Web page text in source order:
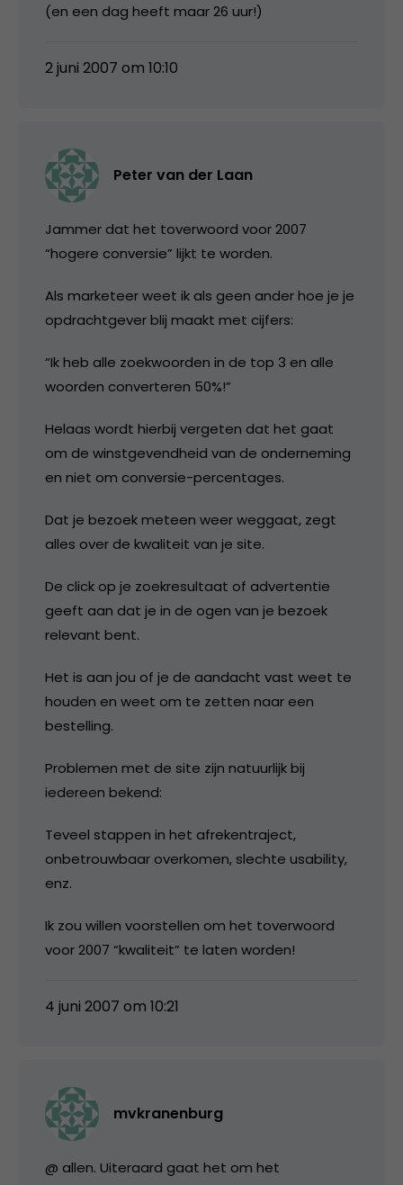
(en een dag heeft maar 26 uur!)
2 juni 2007 om 10:10
Peter van der Laan
Jammer dat het toverwoord voor 2007
“hogere conversie” lijkt te worden.
Als marketeer weet ik als geen ander hoe je je
opdrachtgever blij maakt met cijfers:
“Ik heb alle zoekwoorden in de top 3 en alle
woorden converteren 50%!”
Helaas wordt hierbij vergeten dat het gaat
om de winstgevendheid van de onderneming
en niet om conversie-percentages.
Dat je bezoek meteen weer weggaat, zegt
alles over de kwaliteit van je site.
De click op je zoekresultaat of advertentie
geeft aan dat je in de ogen van je bezoek
relevant bent.
Het is aan jou of je de aandacht vast weet te
houden en weet om te zetten naar een
bestelling.
Problemen met de site zijn natuurlijk bij
iedereen bekend:
Teveel stappen in het afrekentraject,
onbetrouwbaar overkomen, slechte usability,
enz.
Ik zou willen voorstellen om het toverwoord
voor 2007 “kwaliteit” te laten worden!
4 juni 2007 om 10:21
mvkranenburg
@ allen. Uiteraard gaat het om het